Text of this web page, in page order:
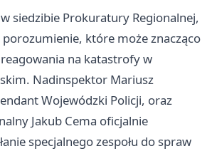
siedzibie Prokuratury Regionalnej,
które może znacząco
na katastrofy w
Nadinspektor Mariusz
Wojewódzki Policji, oraz
Jakub Cema oficjalnie
specjalnego zespołu do spraw